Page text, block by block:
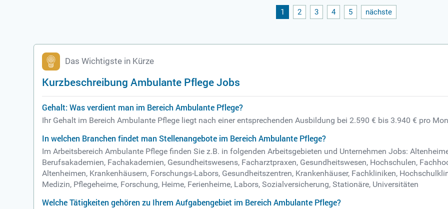
1 2 3 4 5 nächste
Das Wichtigste in Kürze
Kurzbeschreibung Ambulante Pflege Jobs
Gehalt: Was verdient man im Bereich Ambulante Pflege?
Ihr Gehalt im Bereich Ambulante Pflege liegt nach einer entsprechenden Ausbildung bei 2.590 € bis 3.940 € pro
In welchen Branchen findet man Stellenangebote im Bereich Ambulante Pflege?
Im Arbeitsbereich Ambulante Pflege finden Sie z.B. in folgenden Arbeitsgebieten und Unternehmen Jobs:
Berufsakademien, Fachakademien, Gesundheitswesens, Facharztpraxen, Gesundheitswesen, Hochschulen,
Altenheimen, Krankenhäusern, Forschungs-Labors, Gesundheitszentren, Krankenhäuser, Fachkliniken,
Medizin, Pflegeheime, Forschung, Heime, Ferienheime, Labors, Sozialversicherung, Stationäre, Universitäten
Welche Tätigkeiten gehören zu Ihrem Aufgabengebiet im Bereich Ambulante Pflege?